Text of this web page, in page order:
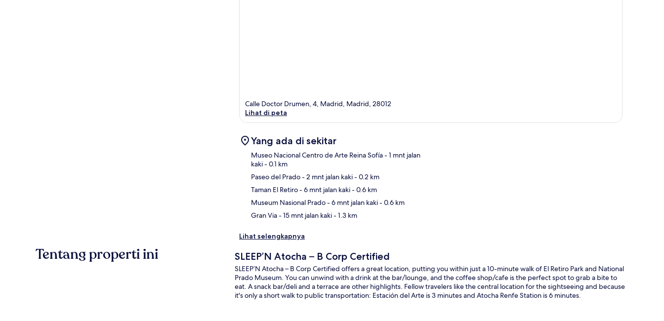
Calle Doctor Drumen, 4, Madrid, Madrid, 28012
Lihat di peta
Yang ada di sekitar
Museo Nacional Centro de Arte Reina Sofía- 1 mnt jalan
kaki- 0.1 km
Paseo del Prado- 2 mnt jalan kaki- 0.2 km
Taman El Retiro- 6 mnt jalan kaki- 0.6 km
Museum Nasional Prado- 6 mnt jalan kaki- 0.6 km
Gran Via- 15 mnt jalan kaki- 1.3 km
Lihat selengkapnya
Tentang properti ini SLEEP’N Atocha – B Corp Certified
SLEEP’N Atocha – B Corp Certified offers a great location, putting you within just a 10-minute walk of El Retiro Park and National
Prado Museum. You can unwind with a drink at the bar/lounge, and the coffee shop/cafe is the perfect spot to grab a bite to
eat. A snack bar/deli and a terrace are other highlights. Fellow travelers like the central location for the sightseeing and because
it's only a short walk to public transportation: Estación del Arte is 3 minutes and Atocha Renfe Station is 6 minutes.